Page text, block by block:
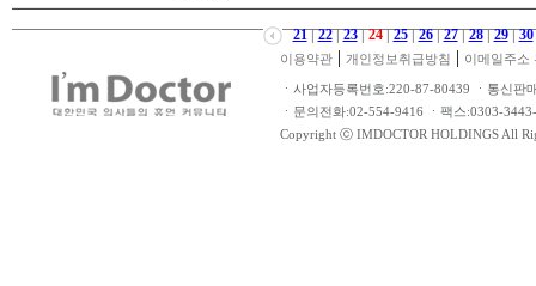
21|22|23|24|25|26|27|28|29|30
이용약관 | 개인정보취급방침 | 이메일주소
ㆍ사업자등록번호:220-87-80439 ㆍ통신판
ㆍ문의전화:02-554-9416 ㆍ팩스:0303-
Copyright ⓒ IMDOCTOR HOLDINGS All